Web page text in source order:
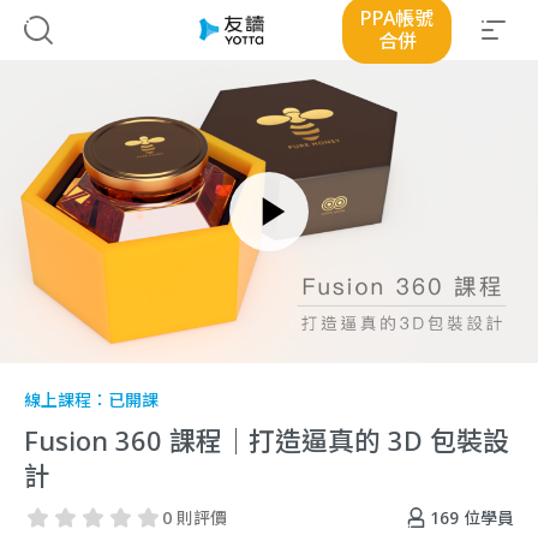
PPA帳號
合併
線上課程： 已開課
Fusion 360 課程｜打造逼真的 3D 包裝設
計
169 位學員
0 則評價